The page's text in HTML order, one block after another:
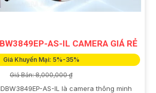
AS-IL CAMERA GIÁ RẺ
Giá Khuyến Mại: 5%-35%
Giá Bán: 8,000,000 ₫
AS-IL là camera thông minh